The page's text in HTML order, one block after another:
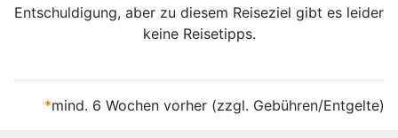
Entschuldigung, aber zu diesem Reiseziel gibt es leider
keine Reisetipps.
*mind. 6 Wochen vorher (zzgl. Gebühren/Entgelte)